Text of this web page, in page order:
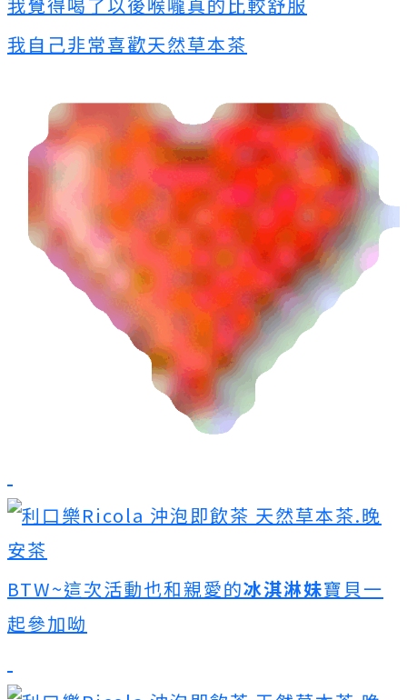
我自己非常喜歡天然草本茶
BTW~這次活動也和親愛的冰淇淋妹寶貝一
起參加呦